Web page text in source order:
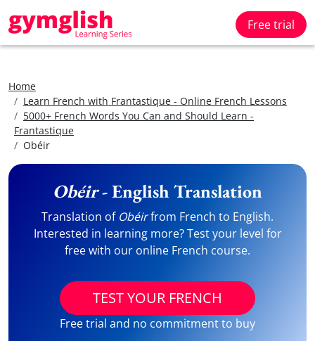
Free trial
Home
Learn French with Frantastique - Online French Lessons
5000+ French Words You Can and Should Learn -
Frantastique
Obéir
Obéir- English Translation
Translation of Obéirfrom French to English.
Interested in learning more? Test your level for
free with our online French course.
TEST YOUR FRENCH
Free trial and no commitment to buy